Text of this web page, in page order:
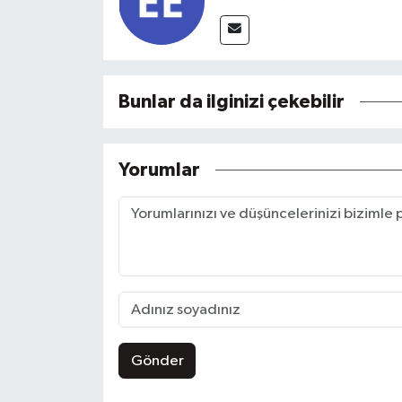
Bunlar da ilginizi çekebilir
Yorumlar
Gönder